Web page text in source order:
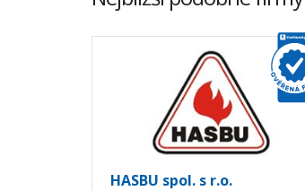
HASBU spol. s r.o.